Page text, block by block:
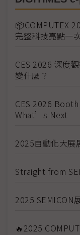
📦COMPUTEX
完整科技亮點一
CES 2026 深度
變什麼？
CES 2026
What’s Next
2025自動化大展
Straight from
2025 SEMICON
🔥2025